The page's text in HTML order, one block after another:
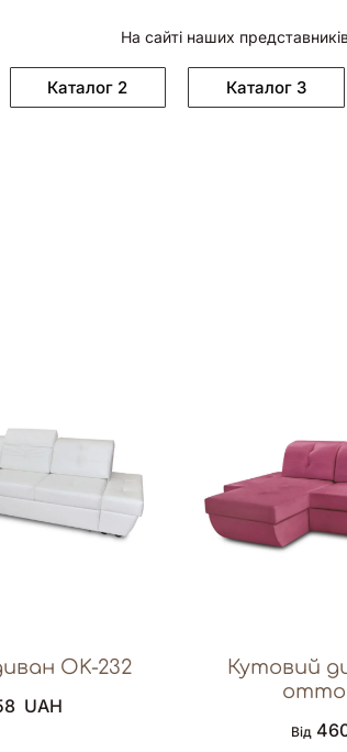
На сайті наших
Каталог 2 Каталог 3
OK-232
UAH
Кутовий
Від